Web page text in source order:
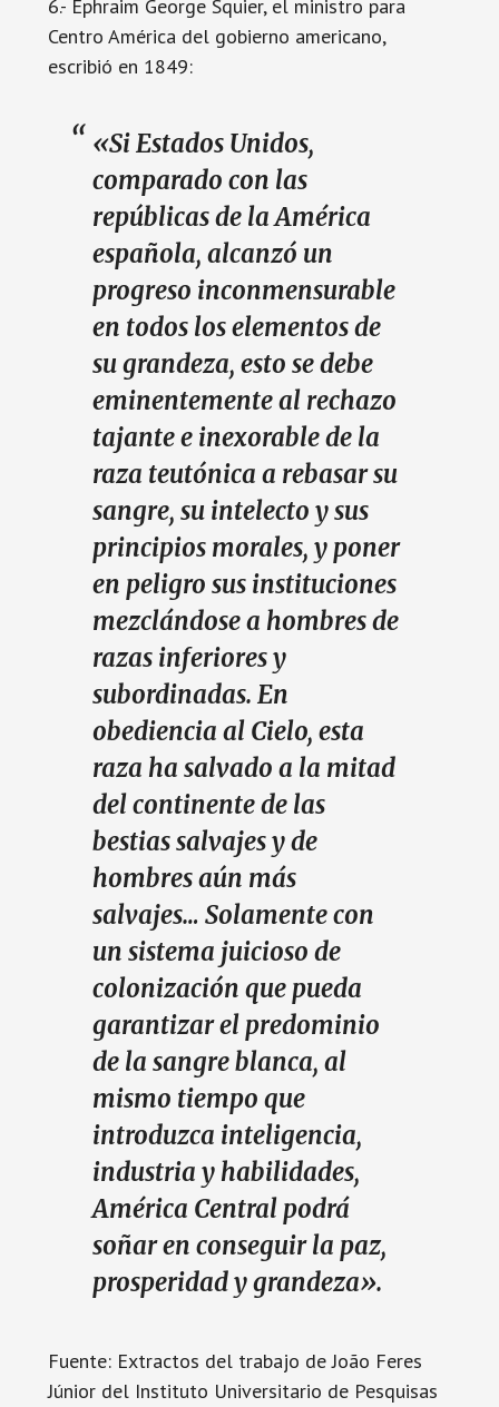
6.- Ephraim George Squier, el ministro para
Centro América del gobierno americano,
escribió en 1849:
«Si Estados Unidos,
comparado con las
repúblicas de la América
española, alcanzó un
progreso inconmensurable
en todos los elementos de
su grandeza, esto se debe
eminentemente al rechazo
tajante e inexorable de la
raza teutónica a rebasar su
sangre, su intelecto y sus
principios morales, y poner
en peligro sus instituciones
mezclándose a hombres de
razas inferiores y
subordinadas. En
obediencia al Cielo, esta
raza ha salvado a la mitad
del continente de las
bestias salvajes y de
hombres aún más
salvajes… Solamente con
un sistema juicioso de
colonización que pueda
garantizar el predominio
de la sangre blanca, al
mismo tiempo que
introduzca inteligencia,
industria y habilidades,
América Central podrá
soñar en conseguir la paz,
prosperidad y grandeza».
Fuente: Extractos del trabajo de João Feres
Júnior del Instituto Universitario de Pesquisas